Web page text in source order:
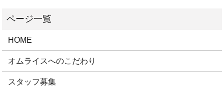
HOME
オムライスへのこだわり
スタッフ募集